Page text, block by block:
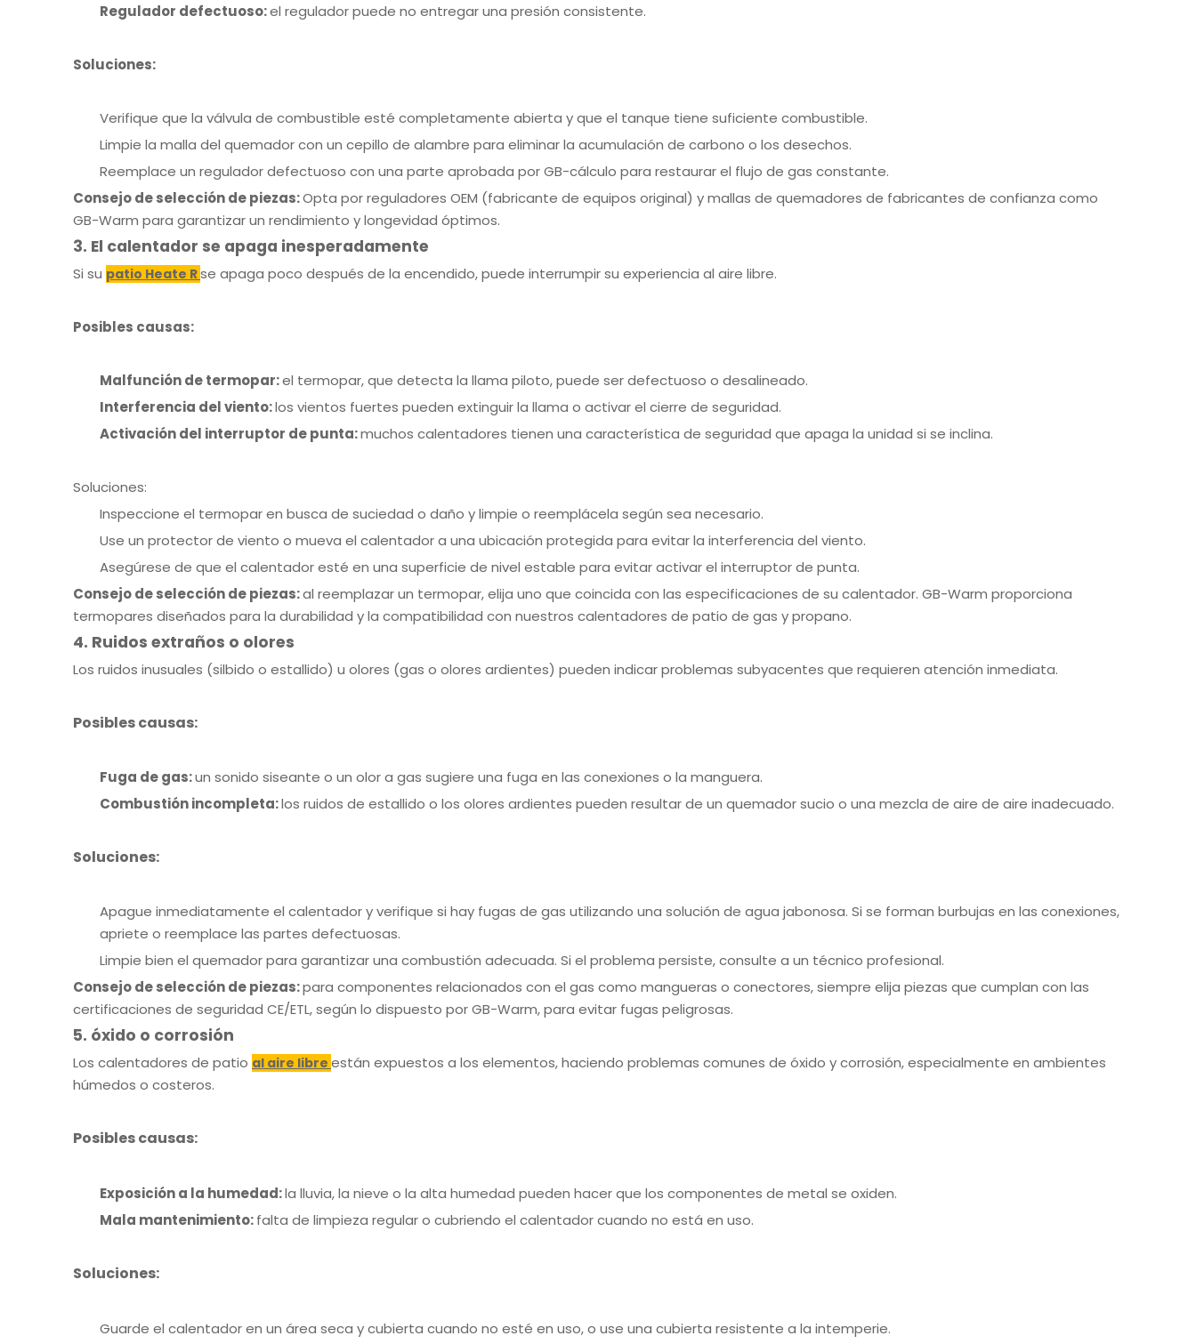
Regulador defectuoso:el regulador puede no entregar una presión consistente.
Soluciones:
Verifique que la válvula de combustible esté completamente abierta y que el tanque tiene suficiente combustible.
Limpie la malla del quemador con un cepillo de alambre para eliminar la acumulación de carbono o los desechos.
Reemplace un regulador defectuoso con una parte aprobada por GB-cálculo para restaurar el flujo de gas constante.
Consejo de selección de piezas:Opta por reguladores OEM (fabricante de equipos original) y mallas de quemadores de fabricantes de confianza como
GB-Warm para garantizar un rendimiento y longevidad óptimos.
3. El calentador se apaga inesperadamente
Si su patio Heate Rse apaga poco después de la encendido, puede interrumpir su experiencia al aire libre.
Posibles causas:
Malfunción de termopar:el termopar, que detecta la llama piloto, puede ser defectuoso o desalineado.
Interferencia del viento:los vientos fuertes pueden extinguir la llama o activar el cierre de seguridad.
Activación del interruptor de punta:muchos calentadores tienen una característica de seguridad que apaga la unidad si se inclina.
Soluciones:
Inspeccione el termopar en busca de suciedad o daño y limpie o reemplácela según sea necesario.
Use un protector de viento o mueva el calentador a una ubicación protegida para evitar la interferencia del viento.
Asegúrese de que el calentador esté en una superficie de nivel estable para evitar activar el interruptor de punta.
Consejo de selección de piezas:al reemplazar un termopar, elija uno que coincida con las especificaciones de su calentador. GB-Warm proporciona
termopares diseñados para la durabilidad y la compatibilidad con nuestros calentadores de patio de gas y propano.
4. Ruidos extraños o olores
Los ruidos inusuales (silbido o estallido) u olores (gas o olores ardientes) pueden indicar problemas subyacentes que requieren atención inmediata.
Posibles causas:
Fuga de gas:un sonido siseante o un olor a gas sugiere una fuga en las conexiones o la manguera.
Combustión incompleta:los ruidos de estallido o los olores ardientes pueden resultar de un quemador sucio o una mezcla de aire de aire inadecuado.
Soluciones:
Apague inmediatamente el calentador y verifique si hay fugas de gas utilizando una solución de agua jabonosa. Si se forman burbujas en las conexiones,
apriete o reemplace las partes defectuosas.
Limpie bien el quemador para garantizar una combustión adecuada. Si el problema persiste, consulte a un técnico profesional.
Consejo de selección de piezas:para componentes relacionados con el gas como mangueras o conectores, siempre elija piezas que cumplan con las
certificaciones de seguridad CE/ETL, según lo dispuesto por GB-Warm, para evitar fugas peligrosas.
5. óxido o corrosión
Los calentadores de patio al aire libre están expuestos a los elementos, haciendo problemas comunes de óxido y corrosión, especialmente en ambientes
húmedos o costeros.
Posibles causas:
Exposición a la humedad:la lluvia, la nieve o la alta humedad pueden hacer que los componentes de metal se oxiden.
Mala mantenimiento:falta de limpieza regular o cubriendo el calentador cuando no está en uso.
Soluciones:
Guarde el calentador en un área seca y cubierta cuando no esté en uso, o use una cubierta resistente a la intemperie.